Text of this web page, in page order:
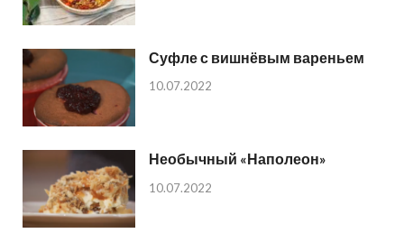
Суфле с вишнёвым вареньем
10.07.2022
Необычный «Наполеон»
10.07.2022